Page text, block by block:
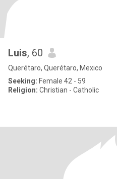
Luis, 60
Querétaro, Querétaro, Mexico
Seeking: Female 42 - 59
Religion: Christian - Catholic